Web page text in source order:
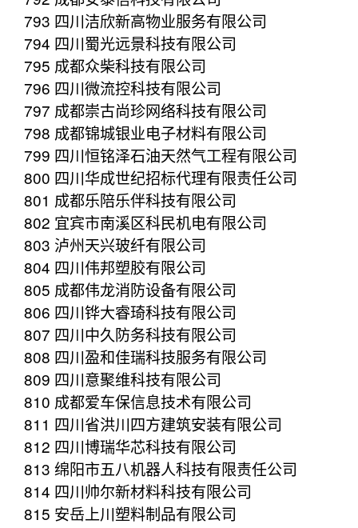
793 四川洁欣新高物业服务有限公司
794 四川蜀光远景科技有限公司
795 成都众柴科技有限公司
796 四川微流控科技有限公司
797 成都崇古尚珍网络科技有限公司
798 成都锦城银业电子材料有限公司
799 四川恒铭泽石油天然气工程有限公司
800 四川华成世纪招标代理有限责任公司
801 成都乐陪乐伴科技有限公司
802 宜宾市南溪区科民机电有限公司
803 泸州天兴玻纤有限公司
804 四川伟邦塑胶有限公司
805 成都伟龙消防设备有限公司
806 四川铧大睿琦科技有限公司
807 四川中久防务科技有限公司
808 四川盈和佳瑞科技服务有限公司
809 四川意聚维科技有限公司
810 成都爱车保信息技术有限公司
811 四川省洪川四方建筑安装有限公司
812 四川博瑞华芯科技有限公司
813 绵阳市五八机器人科技有限责任公司
814 四川帅尔新材料科技有限公司
815 安岳上川塑料制品有限公司